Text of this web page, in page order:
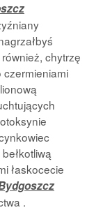
chytrzę
łaskocecie
.